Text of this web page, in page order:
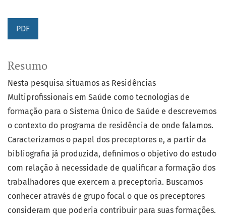
PDF
Resumo
Nesta pesquisa situamos as Residências
Multiprofissionais em Saúde como tecnologias de
formação para o Sistema Único de Saúde e descrevemos
o contexto do programa de residência de onde falamos.
Caracterizamos o papel dos preceptores e, a partir da
bibliografia já produzida, definimos o objetivo do estudo
com relação à necessidade de qualificar a formação dos
trabalhadores que exercem a preceptoria. Buscamos
conhecer através de grupo focal o que os preceptores
consideram que poderia contribuir para suas formações.